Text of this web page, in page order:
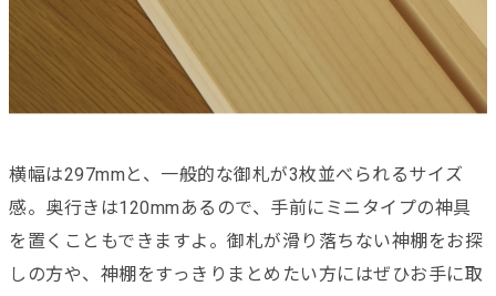
横幅は297mmと、一般的な御札が3枚並べられるサイズ
感。奥行きは120mmあるので、手前にミニタイプの神具
を置くこともできますよ。御札が滑り落ちない神棚をお探
しの方や、神棚をすっきりまとめたい方にはぜひお手に取